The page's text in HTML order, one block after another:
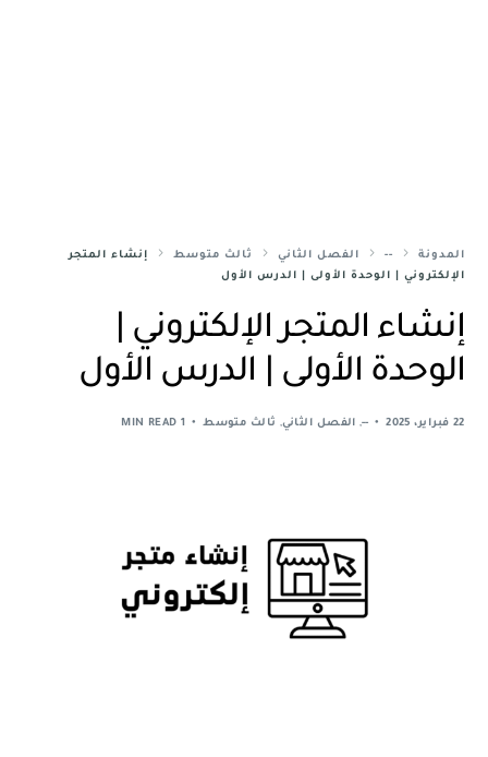
المدونة -- الفصل الثاني ثالث متوسط
إنشاء المتجر
الإلكتروني | الوحدة الأولى | الدرس الأول
إنشاء المتجر الإلكتروني |
الوحدة الأولى | الدرس الأول
22 فبراير، 2025 --
, الفصل الثاني, ثالث متوسط 1 MIN READ